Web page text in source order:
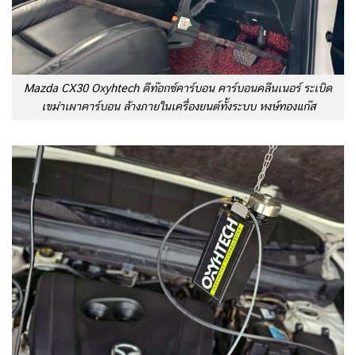
Mazda CX30 Oxyhtech ดีท๊อกซ์คาร์บอน คาร์บอนคลีนเนอร์ ระเบิด
เขม่าเผาคาร์บอน ล้างภายในเครื่องยนต์ทั้งระบบ หงษ์ทองแก๊ส